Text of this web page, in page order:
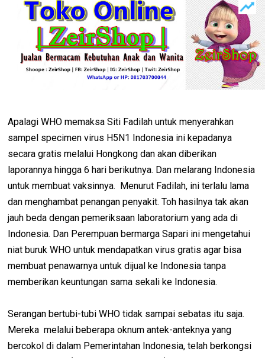
Apalagi WHO memaksa Siti Fadilah untuk menyerahkan
sampel specimen virus H5N1 Indonesia ini kepadanya
secara gratis melalui Hongkong dan akan diberikan
laporannya hingga 6 hari berikutnya. Dan melarang Indonesia
untuk membuat vaksinnya. Menurut Fadilah, ini terlalu lama
dan menghambat penangan penyakit. Toh hasilnya tak akan
jauh beda dengan pemeriksaan laboratorium yang ada di
Indonesia. Dan Perempuan bermarga Sapari ini mengetahui
niat buruk WHO untuk mendapatkan virus gratis agar bisa
membuat penawarnya untuk dijual ke Indonesia tanpa
memberikan keuntungan sama sekali ke Indonesia.
Serangan bertubi-tubi WHO tidak sampai sebatas itu saja.
Mereka melalui beberapa oknum antek-anteknya yang
bercokol di dalam Pemerintahan Indonesia, telah berkongsi